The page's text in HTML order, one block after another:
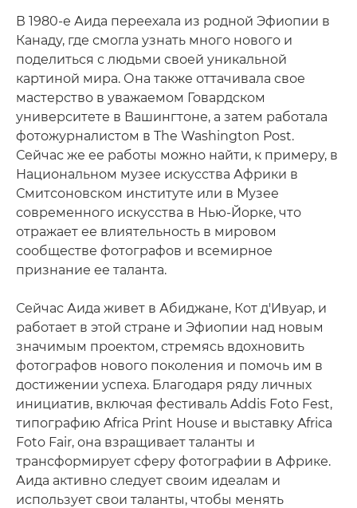
В 1980-е Аида переехала из родной Эфиопии в
Канаду, где смогла узнать много нового и
поделиться с людьми своей уникальной
картиной мира. Она также оттачивала свое
мастерство в уважаемом Говардском
университете в Вашингтоне, а затем работала
фотожурналистом в The Washington Post.
Сейчас же ее работы можно найти, к примеру, в
Национальном музее искусства Африки в
Смитсоновском институте или в Музее
современного искусства в Нью-Йорке, что
отражает ее влиятельность в мировом
сообществе фотографов и всемирное
признание ее таланта.
Сейчас Аида живет в Абиджане, Кот д'Ивуар, и
работает в этой стране и Эфиопии над новым
значимым проектом, стремясь вдохновить
фотографов нового поколения и помочь им в
достижении успеха. Благодаря ряду личных
инициатив, включая фестиваль Addis Foto Fest,
типографию Africa Print House и выставку Africa
Foto Fair, она взращивает таланты и
трансформирует сферу фотографии в Африке.
Аида активно следует своим идеалам и
использует свои таланты, чтобы менять